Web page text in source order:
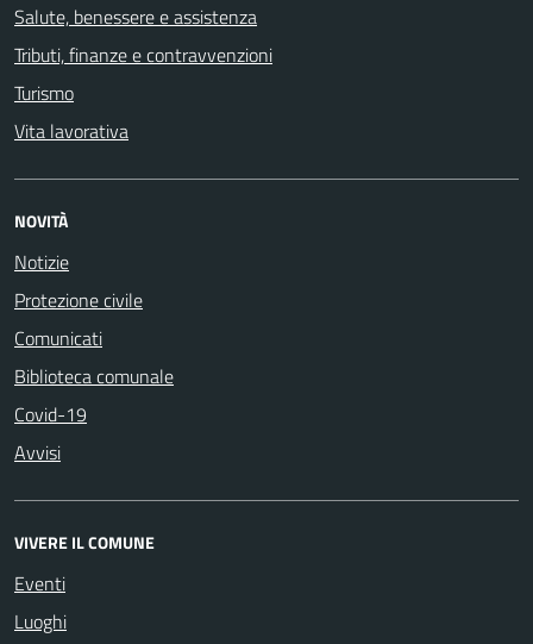
Salute, benessere e assistenza
Tributi, finanze e contravvenzioni
Turismo
Vita lavorativa
NOVITÀ
Notizie
Protezione civile
Comunicati
Biblioteca comunale
Covid-19
Avvisi
VIVERE IL COMUNE
Eventi
Luoghi